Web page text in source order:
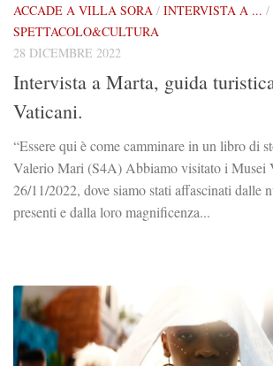
ACCADE A VILLA SORA / INTERVISTA A ... /
SPETTACOLO&CULTURA
28 DICEMBRE 2022
Intervista a Marta, guida
Vaticani.
“Essere qui è come camminare in un libro di
Valerio Mari (S4A) Abbiamo visitato i Musei
26/11/2022, dove siamo stati affascinati dalle
presenti e dalla loro magnificenza...